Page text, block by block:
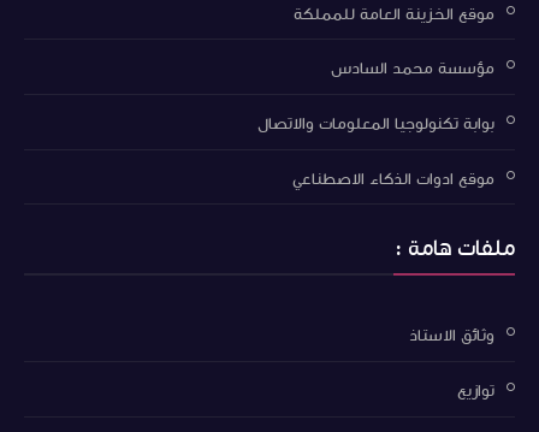
موقع الخزينة العامة للمملكة
مؤسسة محمد السادس
بوابة تكنولوجيا المعلومات والاتصال
موقع ادوات الذكاء الاصطناعي
ملفات هامة :
وثائق الاستاذ
توازيع